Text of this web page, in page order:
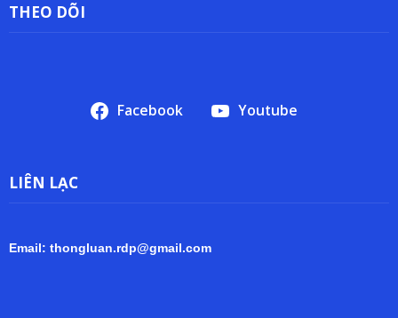
THEO DÕI
Facebook Youtube
LIÊN LẠC
Email: thongluan.rdp@gmail.com